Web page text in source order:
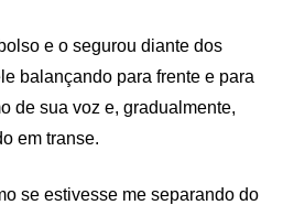
e o segurou diante dos
balançando para frente e para
de sua voz e, gradualmente,
em transe.
se estivesse me separando do